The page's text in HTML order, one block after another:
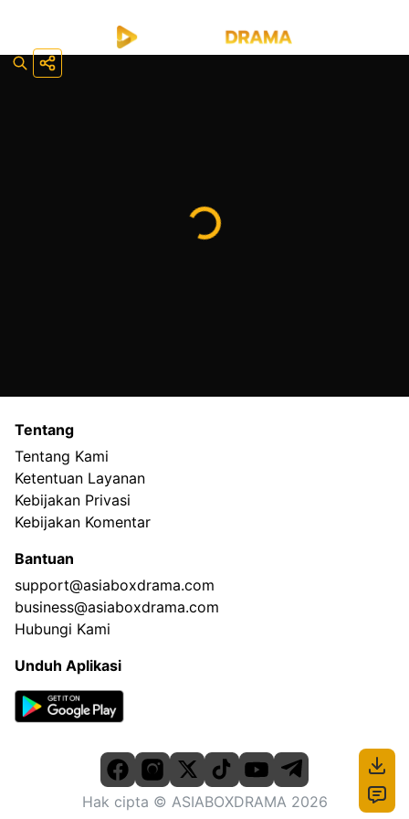
Tentang
Tentang Kami
Ketentuan Layanan
Kebijakan Privasi
Kebijakan Komentar
Bantuan
support@asiaboxdrama.com
business@asiaboxdrama.com
Hubungi Kami
Unduh Aplikasi
Hak cipta © ASIABOXDRAMA 2026